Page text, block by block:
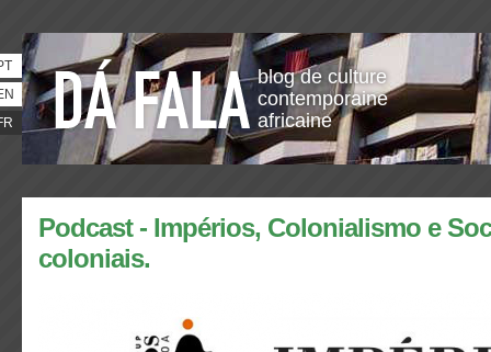
blog de culture
contemporaine
africaine
Podcast - Impérios, Colonialismo e
coloniais.